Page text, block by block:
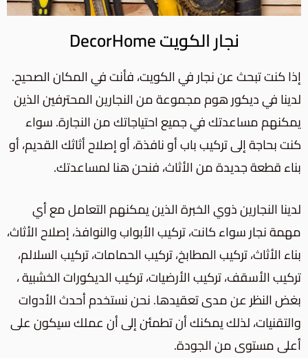
نجار الكويت DecorHome
إذا كنت تبحث عن نجار في الكويت، فأنت في المكان الصحيح.
لدينا في ديكور هوم مجموعة من النجارين المحترفين الذين
يمكنهم مساعدتك في جميع احتياجاتك من النجارة. سواء
كنت بحاجة إلى تركيب باب أو نافذة، أو إصلاح أثاثك القديم، أو
بناء قطعة جديدة من الأثاث، فنحن هنا لمساعدتك.
لدينا النجارين ذوي الخبرة الذين يمكنهم التعامل مع أي
مهمة نجار سواء كانت، تركيب الأبواب والنوافذ، إصلاح الأثاث،
بناء الأثاث، تركيب المطابخ، تركيب الحمامات، تركيب السلالم،
تركيب الأسقف، تركيب الأرضيات، تركيب الديكورات الخشبية ،
بغض النظر عن مدى تعقيدها. نحن نستخدم أحدث الأدوات
والتقنيات، لذلك يمكنك أن تطمئن إلى أن عملك سيكون على
أعلى مستوى من الجودة.